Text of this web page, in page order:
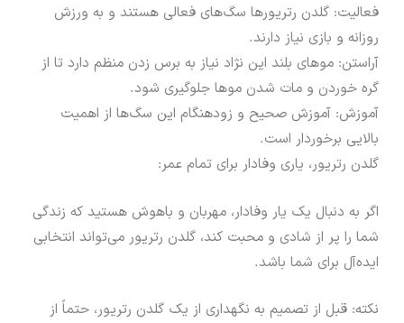
فعالیت: گلدن رتریورها سگ‌های فعالی هستند و به ورزش
روزانه و بازی نیاز دارند.
آراستن: موهای بلند این نژاد نیاز به برس زدن منظم دارد تا از
گره خوردن و مات شدن موها جلوگیری شود.
آموزش: آموزش صحیح و زودهنگام این سگ‌ها از اهمیت
بالایی برخوردار است.
گلدن رتریور، یاری وفادار برای تمام عمر:
اگر به دنبال یک یار وفادار، مهربان و باهوش هستید که زندگی
شما را پر از شادی و محبت کند، گلدن رتریور می‌تواند انتخابی
ایده‌آل برای شما باشد.
نکته: قبل از تصمیم به نگهداری از یک گلدن رتریور، حتماً از